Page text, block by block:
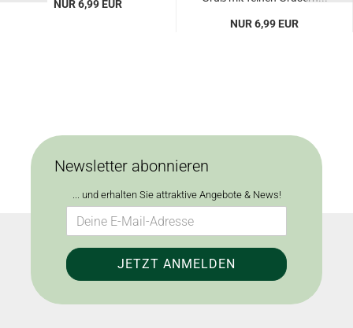
NUR 6,99 EUR
NUR 6,99 EUR
Newsletter abonnieren
... und erhalten Sie attraktive Angebote & News!